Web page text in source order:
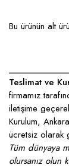
Bu ürünün alt
Teslimat ve
firmamız
iletişime
Kurulum,
ücretsiz olarak
Tüm dünyaya
olursanız olun